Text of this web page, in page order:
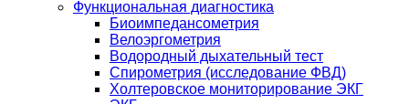
Функциональная диагностика
Биоимпедансометрия
Велоэргометрия
Водородный дыхательный тест
Спирометрия (исследование ФВД)
Холтеровское мониторирование ЭКГ